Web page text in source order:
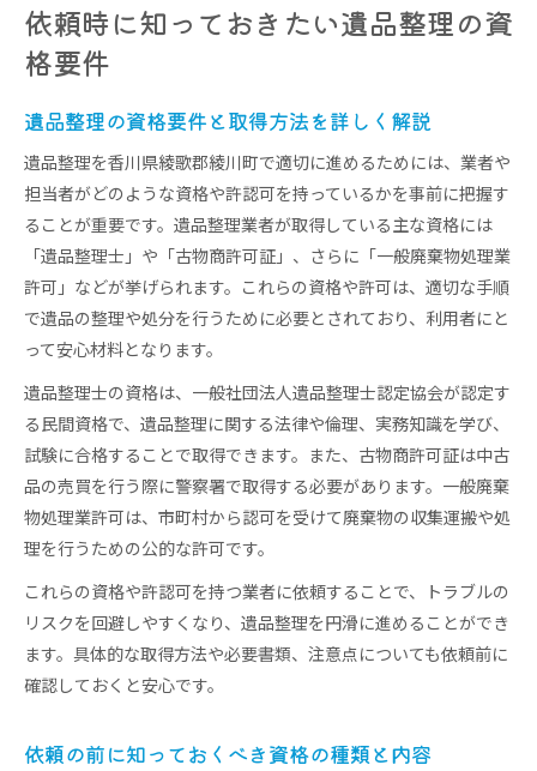
依頼時に知っておきたい遺品整理の資
格要件
遺品整理の資格要件と取得方法を詳しく解説
遺品整理を香川県綾歌郡綾川町で適切に進めるためには、業者や
担当者がどのような資格や許認可を持っているかを事前に把握す
ることが重要です。遺品整理業者が取得している主な資格には
「遺品整理士」や「古物商許可証」、さらに「一般廃棄物処理業
許可」などが挙げられます。これらの資格や許可は、適切な手順
で遺品の整理や処分を行うために必要とされており、利用者にと
って安心材料となります。
遺品整理士の資格は、一般社団法人遺品整理士認定協会が認定す
る民間資格で、遺品整理に関する法律や倫理、実務知識を学び、
試験に合格することで取得できます。また、古物商許可証は中古
品の売買を行う際に警察署で取得する必要があります。一般廃棄
物処理業許可は、市町村から認可を受けて廃棄物の収集運搬や処
理を行うための公的な許可です。
これらの資格や許認可を持つ業者に依頼することで、トラブルの
リスクを回避しやすくなり、遺品整理を円滑に進めることができ
ます。具体的な取得方法や必要書類、注意点についても依頼前に
確認しておくと安心です。
依頼の前に知っておくべき資格の種類と内容